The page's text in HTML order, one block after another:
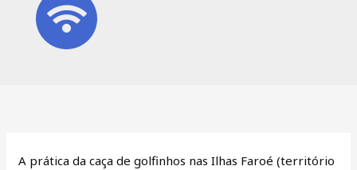
A prática da caça de golfinhos nas Ilhas Faroé (território